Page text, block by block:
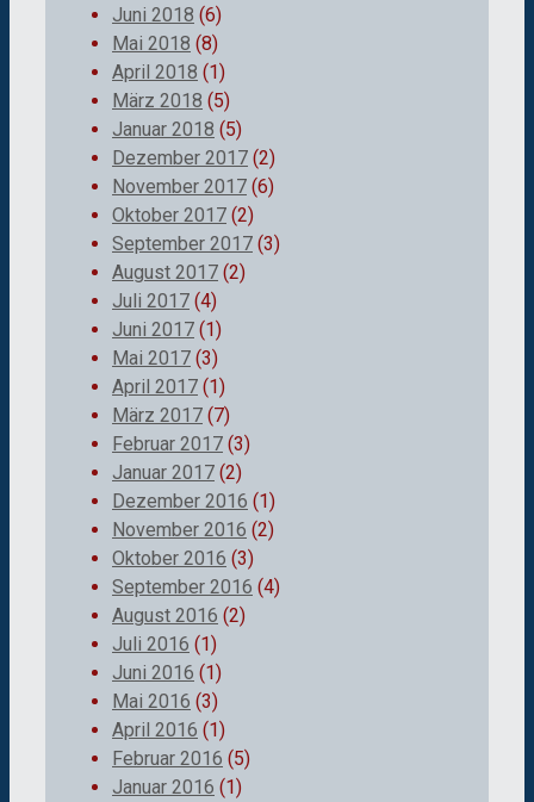
Juni 2018 (6)
Mai 2018 (8)
April 2018 (1)
März 2018 (5)
Januar 2018 (5)
Dezember 2017 (2)
November 2017 (6)
Oktober 2017 (2)
September 2017 (3)
August 2017 (2)
Juli 2017 (4)
Juni 2017 (1)
Mai 2017 (3)
April 2017 (1)
März 2017 (7)
Februar 2017 (3)
Januar 2017 (2)
Dezember 2016 (1)
November 2016 (2)
Oktober 2016 (3)
September 2016 (4)
August 2016 (2)
Juli 2016 (1)
Juni 2016 (1)
Mai 2016 (3)
April 2016 (1)
Februar 2016 (5)
Januar 2016 (1)